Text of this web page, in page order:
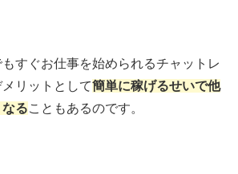
すぐお仕事を始められるチャットレ
リットとして簡単に稼げるせいで他
ることもあるのです。